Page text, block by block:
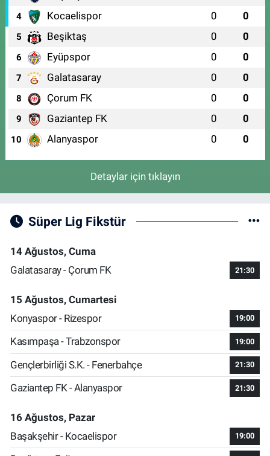
4 Kocaelispor 0 0
5 Beşiktaş 0 0
6 Eyüpspor 0 0
7 Galatasaray 0 0
8 Çorum FK 0 0
9 Gaziantep FK 0 0
10 Alanyaspor 0 0
Detaylar için tıklayın
Süper Lig Fikstür
14 Ağustos, Cuma
Galatasaray - Çorum FK
21:30
15 Ağustos, Cumartesi
Konyaspor - Rizespor
19:00
Kasımpaşa - Trabzonspor 19:00
Gençlerbirliği S.K. - Fenerbahçe 21:30
Gaziantep FK - Alanyaspor 21:30
16 Ağustos, Pazar
Başakşehir - Kocaelispor
19:00